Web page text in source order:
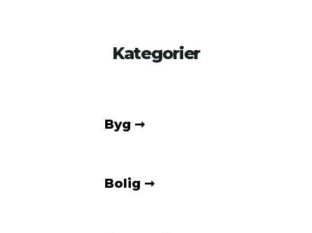
Kategorier
Byg
Bolig